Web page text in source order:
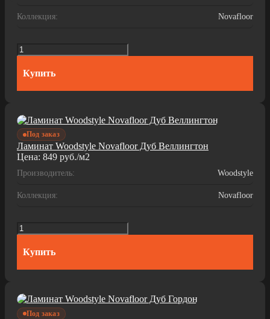
Коллекция: Novafloor
Купить
Под заказ
Ламинат Woodstyle Novafloor Дуб Веллингтон
Цена: 849 руб./м2
Производитель: Woodstyle
Коллекция: Novafloor
Купить
Под заказ